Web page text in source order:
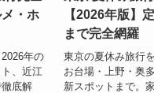
・ホ
年の
、近江
底解
【2026年版】
まで完全網羅
東京の夏休み旅行
お台場・上野・奥
新スポットまで。